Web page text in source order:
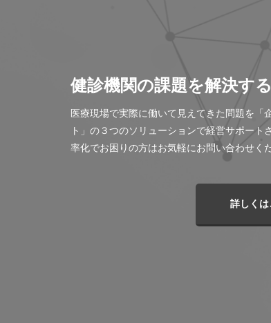
健診機関の課題を解決す
医療現場で実際に働いて見えてきた問題を「
ト」の３つのソリューションで経営サポー
率化でお困りの方はお気軽にお問い合わせくだ
詳しくは